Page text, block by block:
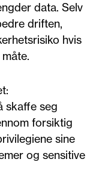
data. Selv
driften,
hvis
skaffe seg
forsiktig
sine
og sensitive